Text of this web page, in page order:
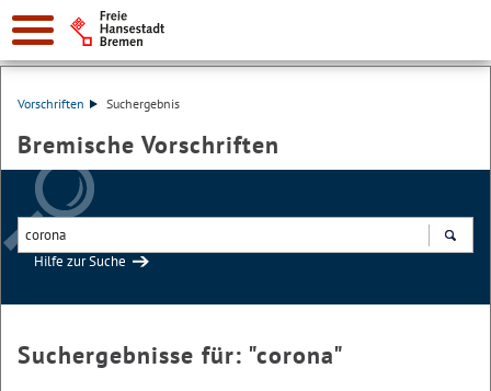
Vorschriften Suchergebnis
Bremische Vorschriften
Hilfe zur Suche
Suchergebnisse für: "corona"